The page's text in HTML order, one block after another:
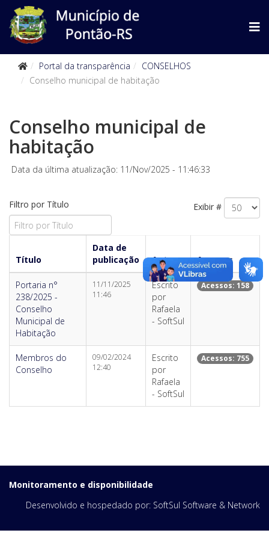
Portal da transparência
CONSELHOS
Conselho municipal de habitação
Conselho municipal de
habitação
Data da última atualização: 11/Nov/2025 - 11:46:33
Filtro por Título Exibir #
Título
Data de
publicação
Autor Acessos
Portaria n°
238/2025 -
Conselho
Municipal de
Habitação
11/11/2025
11:46
Escrito
por
Rafaela
- SoftSul
Acessos: 158
Membros do
Conselho
09/02/2024
12:40
Escrito
por
Rafaela
- SoftSul
Acessos: 755
Monitoramento e disponibilidade
Desenvolvido e hospedado por: SoftSul Software & Network